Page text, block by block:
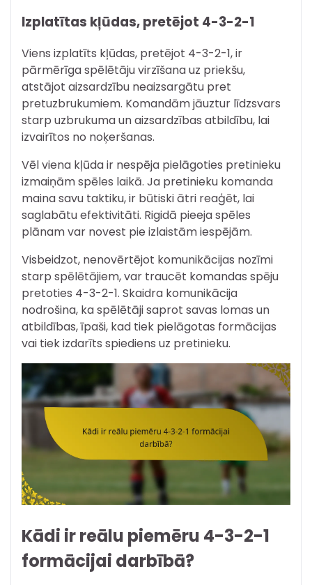
Izplatītas kļūdas, pretējot 4-3-2-1
Viens izplatīts kļūdas, pretējot 4-3-2-1, ir
pārmērīga spēlētāju virzīšana uz priekšu,
atstājot aizsardzību neaizsargātu pret
pretuzbrukumiem. Komandām jāuztur līdzsvars
starp uzbrukuma un aizsardzības atbildību, lai
izvairītos no noķeršanas.
Vēl viena kļūda ir nespēja pielāgoties pretinieku
izmaiņām spēles laikā. Ja pretinieku komanda
maina savu taktiku, ir būtiski ātri reaģēt, lai
saglabātu efektivitāti. Rigidā pieeja spēles
plānam var novest pie izlaistām iespējām.
Visbeidzot, nenovērtējot komunikācijas nozīmi
starp spēlētājiem, var traucēt komandas spēju
pretoties 4-3-2-1. Skaidra komunikācija
nodrošina, ka spēlētāji saprot savas lomas un
atbildības, īpaši, kad tiek pielāgotas formācijas
vai tiek izdarīts spiediens uz pretinieku.
Kādi ir reālu piemēru 4-3-2-1
formācijai darbībā?